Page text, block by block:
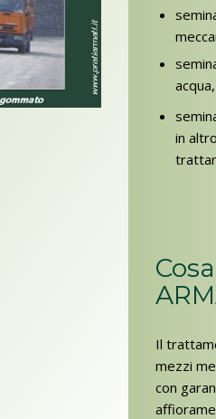
in
Il
mezzi
con